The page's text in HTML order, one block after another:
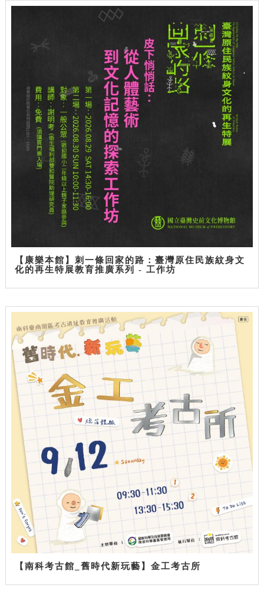
【康樂本館】刺一條回家的路：臺灣原住民族紋身文
化的再生特展教育推廣系列 - 工作坊
【南科考古館_舊時代新玩藝】金工考古所